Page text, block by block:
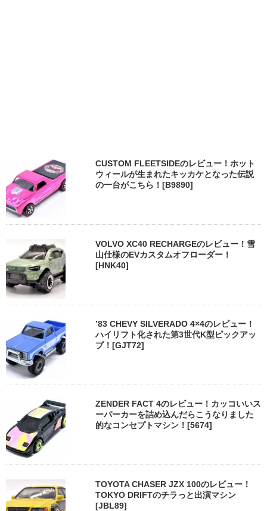
CUSTOM FLEETSIDEのレビュー！ホット
ウィールが生まれたキッカケとなった伝説
の一台がこちら！[B9890]
VOLVO XC40 RECHARGEのレビュー！雪
山仕様のEVカスタムオフローダー！
[HNK40]
’83 CHEVY SILVERADO 4×4のレビュー！
ハイリフト化された第3世代K型ピックアッ
プ！[GJT72]
ZENDER FACT 4のレビュー！カッコいいス
ーパーカーを詰め込んだらこうなりました
的なコンセプトマシン！[5674]
TOYOTA CHASER JZX 100のレビュー！
TOKYO DRIFTのチラっと出演マシン
[JBL89]